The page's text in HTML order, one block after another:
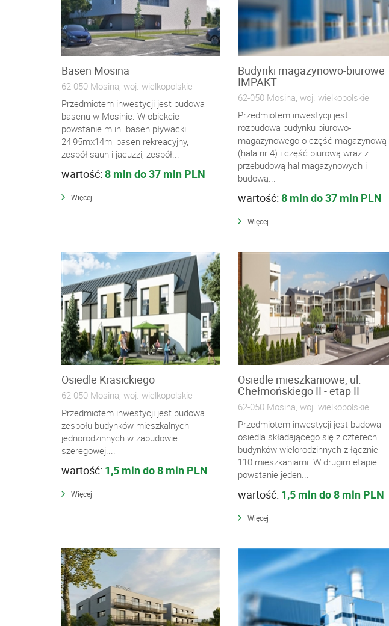
Basen Mosina
62-050 Mosina, woj. wielkopolskie
Przedmiotem inwestycji jest budowa
basenu w Mosinie. W obiekcie
powstanie m.in. basen pływacki
24,95mx14m, basen rekreacyjny,
zespół saun i jacuzzi, zespół...
wartość: 8 mln do 37 mln PLN
Więcej
Budynki magazynowo-biurowe
IMPAKT
62-050 Mosina, woj. wielkopolskie
Przedmiotem inwestycji jest
rozbudowa budynku biurowo-
magazynowego o część magazynową
(hala nr 4) i część biurową wraz z
przebudową hal magazynowych i
budową...
wartość: 8 mln do 37 mln PLN
Więcej
Osiedle Krasickiego
62-050 Mosina, woj. wielkopolskie
Przedmiotem inwestycji jest budowa
zespołu budynków mieszkalnych
jednorodzinnych w zabudowie
szeregowej....
wartość: 1,5 mln do 8 mln PLN
Więcej
Osiedle mieszkaniowe, ul.
Chełmońskiego II - etap II
62-050 Mosina, woj. wielkopolskie
Przedmiotem inwestycji jest budowa
osiedla składającego się z czterech
budynków wielorodzinnych z łącznie
110 mieszkaniami. W drugim etapie
powstanie jeden...
wartość: 1,5 mln do 8 mln PLN
Więcej